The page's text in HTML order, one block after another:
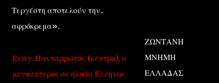
Τεργέστη αποτελούν την..
αφρόκρεμα».
Ευάγ. Πανταρρώτας (κέντρο), ο
μεγαλύτερος σε ηλικία Έλληνας
ΖΩΝΤΑΝΗ
ΜΝΗΜΗ
ΕΛΛΑΔΑΣ